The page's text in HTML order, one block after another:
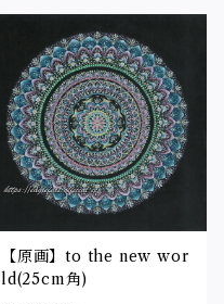
【原画】to the new wor
ld(25cm角)